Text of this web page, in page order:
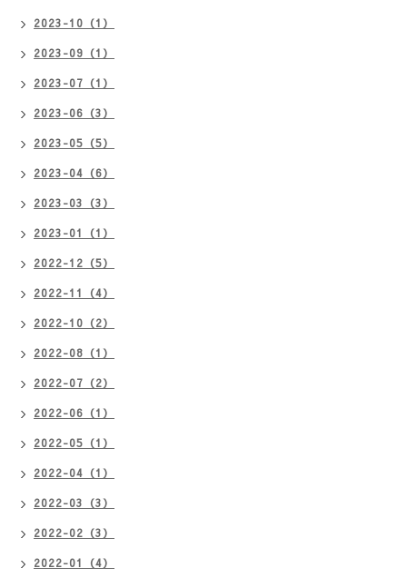
2023-10（1）
2023-09（1）
2023-07（1）
2023-06（3）
2023-05（5）
2023-04（6）
2023-03（3）
2023-01（1）
2022-12（5）
2022-11（4）
2022-10（2）
2022-08（1）
2022-07（2）
2022-06（1）
2022-05（1）
2022-04（1）
2022-03（3）
2022-02（3）
2022-01（4）